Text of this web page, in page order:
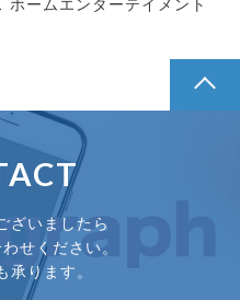
ホームエンターテイメント
ざいましたら
せください。
承ります。